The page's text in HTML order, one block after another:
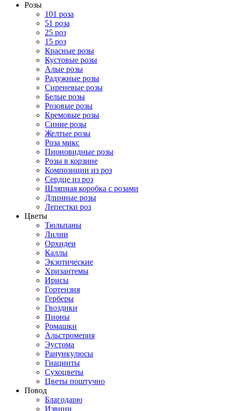
Розы
101 роза
51 роза
25 роз
15 роз
Красные розы
Кустовые розы
Алые розы
Радужные розы
Сиреневые розы
Белые розы
Розовые розы
Кремовые розы
Синие розы
Желтые розы
Роза микс
Пионовидные розы
Розы в корзине
Композиции из роз
Сердце из роз
Шляпная коробка с розами
Длинные розы
Лепестки роз
Цветы
Тюльпаны
Лилии
Орхидеи
Каллы
Экзотические
Хризантемы
Ирисы
Гортензия
Герберы
Гвоздики
Пионы
Ромашки
Альстромерия
Эустома
Ранункулюсы
Гиацинты
Сухоцветы
Цветы поштучно
Повод
Благодарю
Извини